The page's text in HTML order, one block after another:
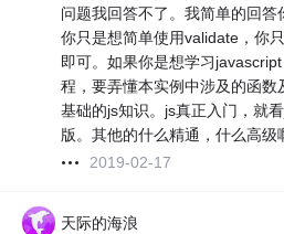
问题我回答不了。我简单的回答
你只是想简单使用validate，你
即可。如果你是想学习
程，要弄懂本实例中涉及的函数
基础的js知识。js真正入门，就
版。其他的什么精通，什么高级
2019-02-17
天际的海浪